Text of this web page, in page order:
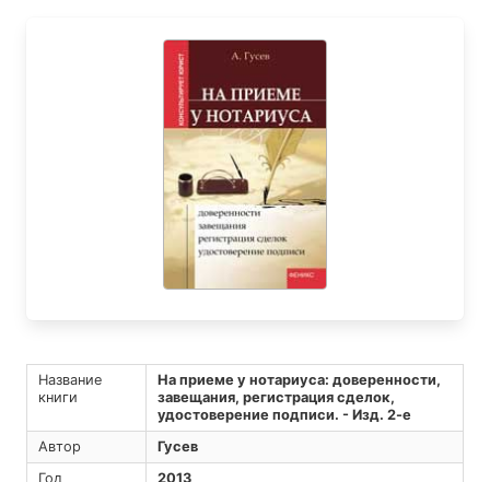
Название
книги
На приеме у нотариуса: доверенности,
завещания, регистрация сделок,
удостоверение подписи. - Изд. 2-е
Автор
Гусев
Год
2013